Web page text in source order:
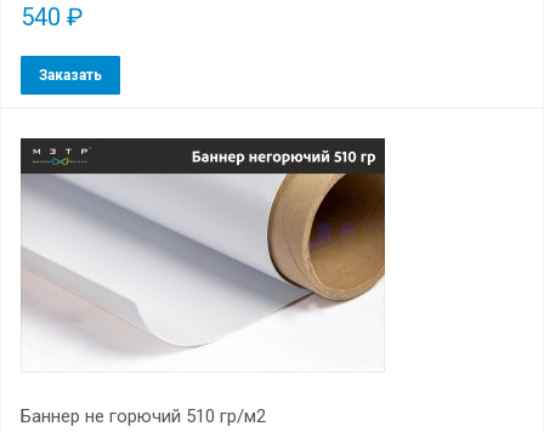
540 ₽
Заказать
Баннер не горючий 510 гр/м2